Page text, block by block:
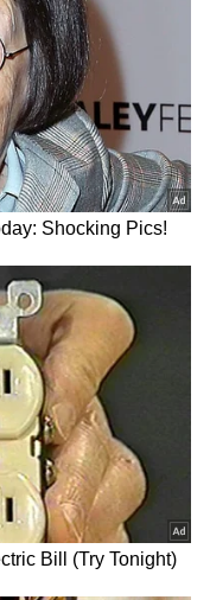
ಪದವಿ.
ಜೀವನಶೈಲಿ,